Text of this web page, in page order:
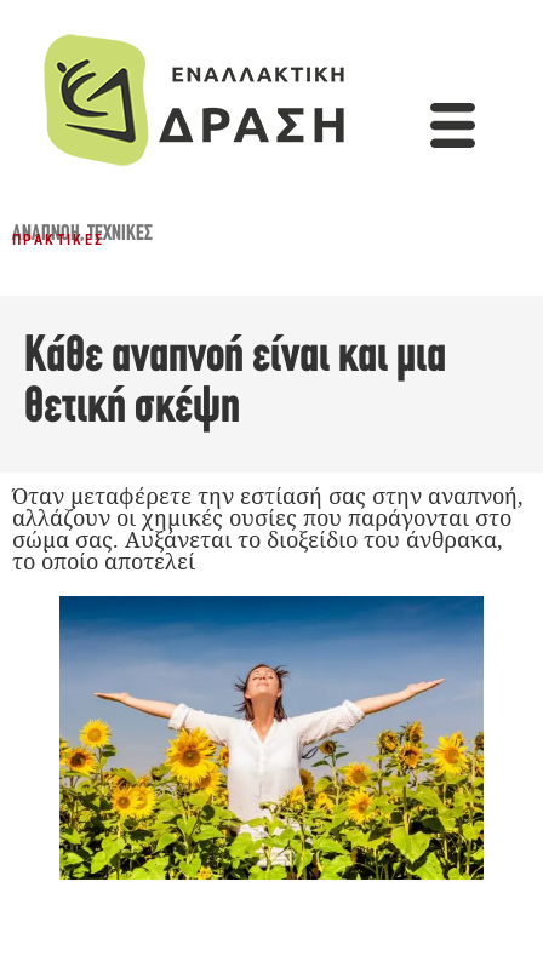
ΑΝΑΠΝΟΉ,ΤΕΧΝΙΚΈΣ
ΠΡΑΚΤΙΚΈΣ
Κάθε αναπνοή είναι και μια
θετική σκέψη
Όταν μεταφέρετε την εστίασή σας στην αναπνοή,
αλλάζουν οι χημικές ουσίες που παράγονται στο
σώμα σας. Αυξάνεται το διοξείδιο του άνθρακα,
το οποίο αποτελεί